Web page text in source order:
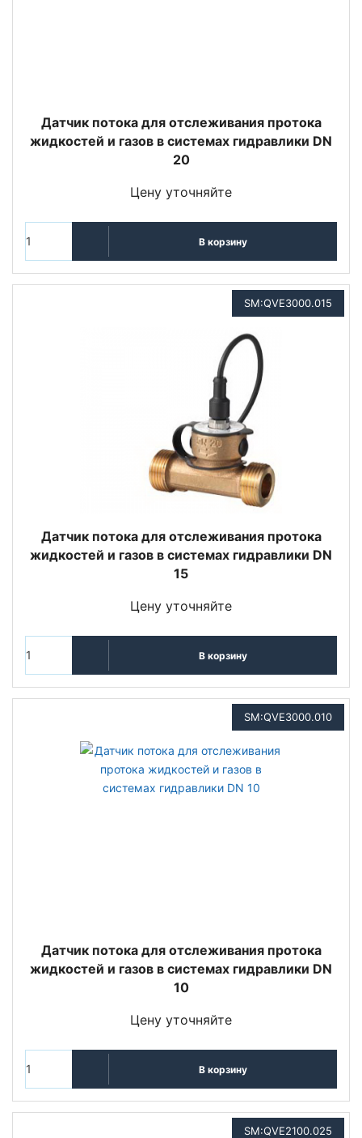
Датчик потока для отслеживания протока
жидкостей и газов в системах гидравлики DN
20
Цену уточняйте
В корзину
SM:QVE3000.015
Датчик потока для отслеживания протока
жидкостей и газов в системах гидравлики DN
15
Цену уточняйте
В корзину
SM:QVE3000.010
Датчик потока для отслеживания протока
жидкостей и газов в системах гидравлики DN
10
Цену уточняйте
В корзину
SM:QVE2100.025